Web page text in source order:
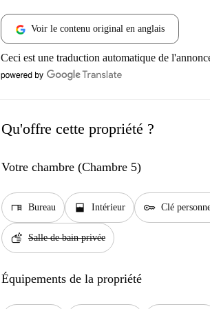
Voir le contenu original en anglais
Ceci est une traduction automatique de
Qu'offre cette propriété ?
Votre chambre (Chambre 5)
desk Bureau window_open Intérieur key Clé
soap Salle de bain privée
Équipements de la propriété